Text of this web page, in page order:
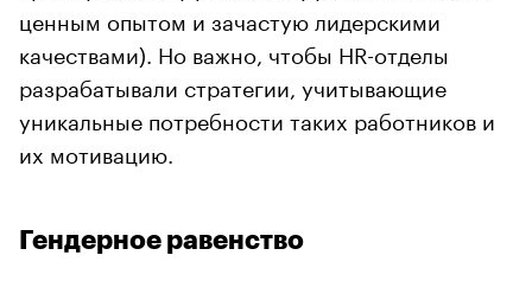
ценным опытом и зачастую лидерскими
качествами). Но важно, чтобы HR-отделы
разрабатывали стратегии, учитывающие
уникальные потребности таких работников и
их мотивацию.
Гендерное равенство